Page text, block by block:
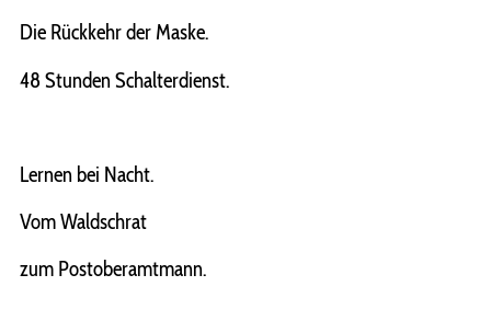
Die Rückkehr der Maske.
48 Stunden Schalterdienst.
Lernen bei Nacht.
Vom Waldschrat
zum Postoberamtmann.